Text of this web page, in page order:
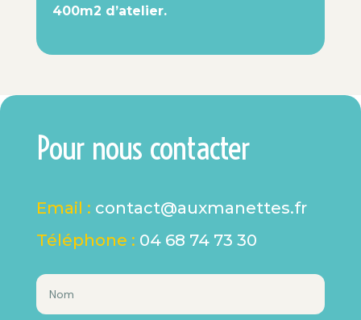
400m2 d’atelier.
Pour nous contacter
Email : contact@auxmanettes.fr
Téléphone : 04 68 74 73 30